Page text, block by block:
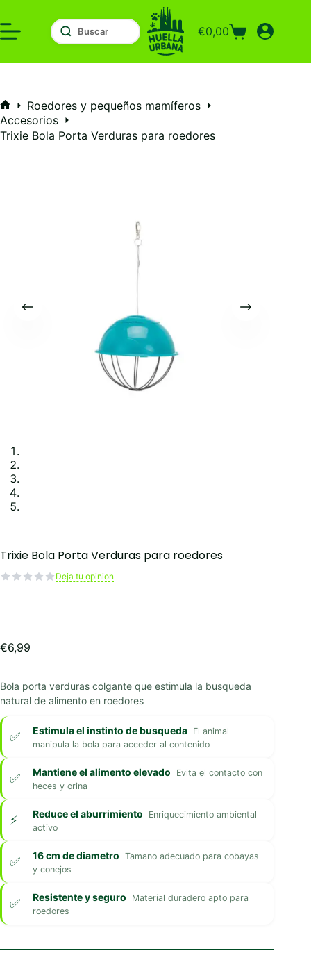
al
contenido
Carro
compra
€0,00
Inicio
Roedores y pequeños mamíferos
Accesorios
Trixie Bola Porta Verduras para roedores
Trixie Bola Porta Verduras para roedores
Deja tu opinion
€6,99
Bola porta verduras colgante que estimula la busqueda
natural de alimento en roedores
Estimula el instinto de busqueda El animal
manipula la bola para acceder al contenido
Mantiene el alimento elevado
Evita el contacto con
heces y orina
Reduce el aburrimiento
Enriquecimiento ambiental
activo
16 cm de diametro Tamano adecuado para cobayas
y conejos
Resistente y seguro
Material duradero apto para
roedores